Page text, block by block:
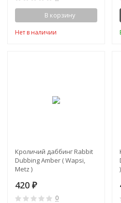
В корзину
Нет в наличии
Кроличий даббинг Rabbit
Dubbing Amber ( Wapsi,
Metz )
420 ₽
0
)